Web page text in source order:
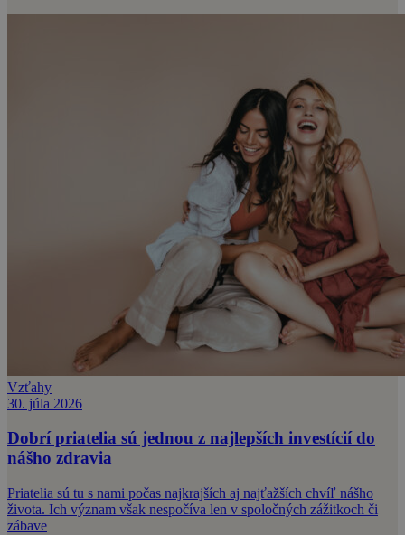
Vzťahy
30. júla 2026
Dobrí priatelia sú jednou z najlepších investícií do
nášho zdravia
Priatelia sú tu s nami počas najkrajších aj najťažších chvíľ nášho
života. Ich význam však nespočíva len v spoločných zážitkoch či
zábave